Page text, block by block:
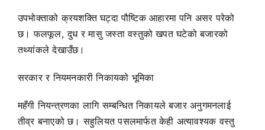
उपभोक्ताको क्रयशक्ति घट्दा पौष्टिक आहारमा पनि असर परेको
छ। फलफूल, दुध र मासु जस्ता वस्तुको खपत घटेको बजारको
तथ्यांकले देखाउँछ।
सरकार र नियमनकारी निकायको भूमिका
महँगी नियन्त्रणका लागि सम्बन्धित निकायले बजार अनुगमनलाई
तीव्र बनाएको छ। सहुलियत पसलमार्फत केही अत्यावश्यक वस्तु